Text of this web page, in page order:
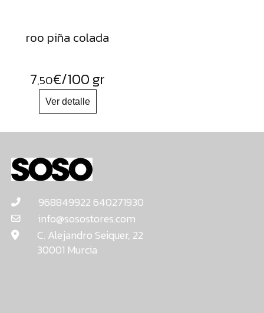
roo piña colada
7,50€/100 gr
968849922 640271930
info@sosostores.com
C. Alejandro Seiquer, 22
30001 Murcia